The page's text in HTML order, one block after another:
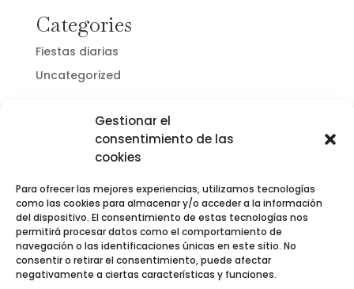
Gestionar el
consentimiento de las
cookies
Para ofrecer las mejores experiencias, utilizamos tecnologías
como las cookies para almacenar y/o acceder a la información
del dispositivo. El consentimiento de estas tecnologías nos
permitirá procesar datos como el comportamiento de
navegación o las identificaciones únicas en este sitio. No
consentir o retirar el consentimiento, puede afectar
negativamente a ciertas características y funciones.
Categories
Fiestas diarias
Uncategorized